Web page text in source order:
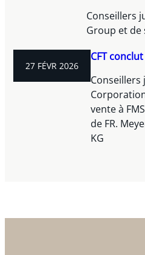
Conseillers
Group et de
27 FÉVR 2026
CFT
Conseillers
vente à
de FR.
KG